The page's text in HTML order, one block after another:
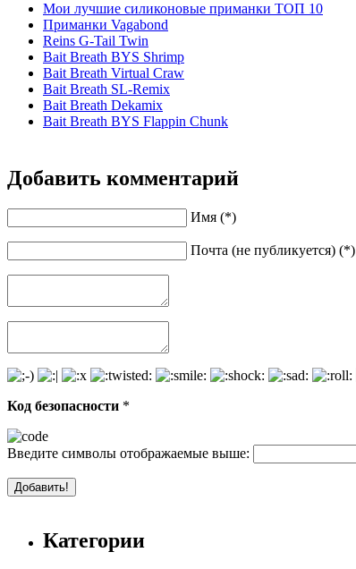
Мои лучшие силиконовые приманки ТОП 10
Приманки Vagabond
Reins G-Tail Twin
Bait Breath BYS Shrimp
Bait Breath Virtual Craw
Bait Breath SL-Remix
Bait Breath Dekamix
Bait Breath BYS Flappin Chunk
Добавить комментарий
Имя (*)
Почта (не публикуется) (*)
Код безопасности *
Введите символы отображаемые выше:
Категории